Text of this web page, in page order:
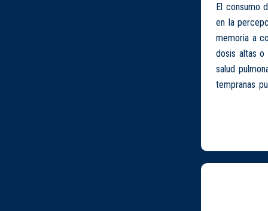
El consumo
en la
memoria a
dosis altas o
salud
tempranas